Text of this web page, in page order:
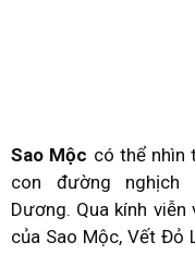
Sao Mộc có thể nhìn
con đường nghịch
Dương. Qua kính
của Sao Mộc, Vết Đỏ